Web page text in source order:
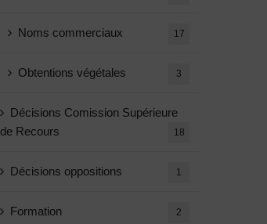
Noms commerciaux 17
Obtentions végétales 3
Décisions Comission Supérieure
de Recours
18
Décisions oppositions 1
Formation 2